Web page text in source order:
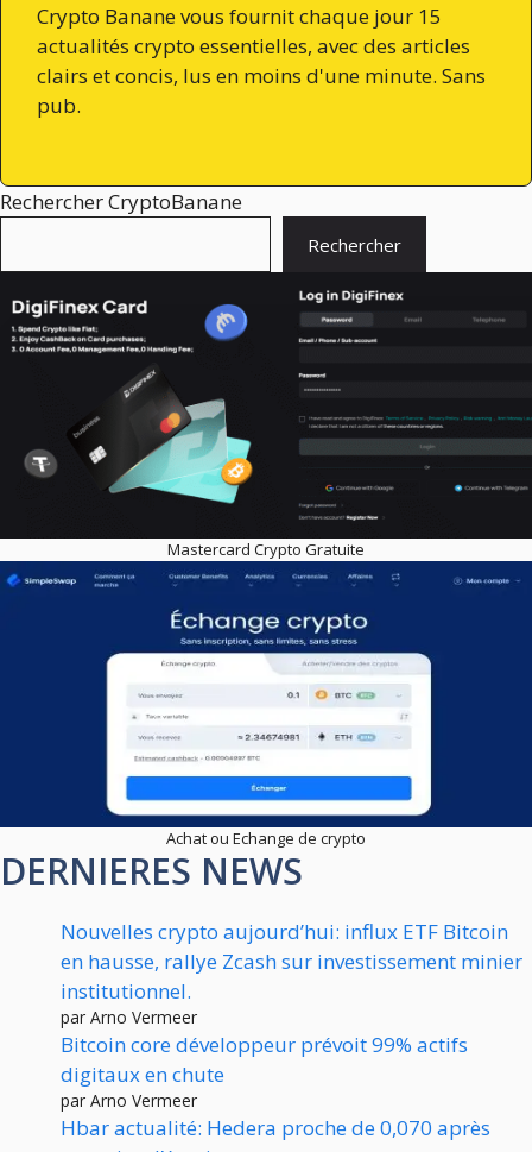
Crypto Banane vous fournit chaque jour 15
actualités crypto essentielles, avec des articles
clairs et concis, lus en moins d'une minute. Sans
pub.
Rechercher CryptoBanane
Rechercher
Mastercard Crypto Gratuite
Achat ou Echange de crypto
DERNIERES NEWS
Nouvelles crypto aujourd’hui: influx ETF Bitcoin
en hausse, rallye Zcash sur investissement minier
institutionnel.
par Arno Vermeer
Bitcoin core développeur prévoit 99% actifs
digitaux en chute
par Arno Vermeer
Hbar actualité: Hedera proche de 0,070 après